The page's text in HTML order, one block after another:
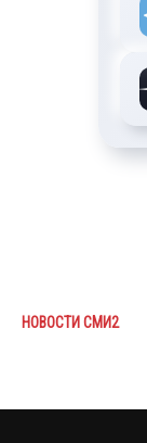
НОВОСТИ СМИ2